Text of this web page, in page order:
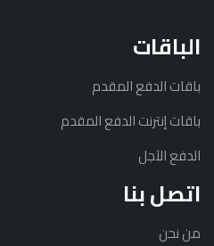
الباقات
باقات الدفع المقدم
باقات إنترنت الدفع المقدم
الدفع الآجل
اتصل بنا
من نحن